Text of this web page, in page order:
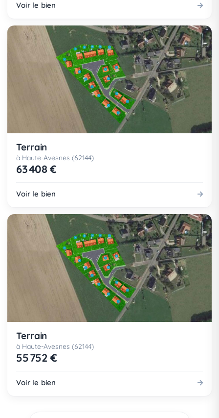
Voir le bien
Terrain
à Haute-Avesnes (62144)
63 408 €
Voir le bien
Terrain
à Haute-Avesnes (62144)
55 752 €
Voir le bien